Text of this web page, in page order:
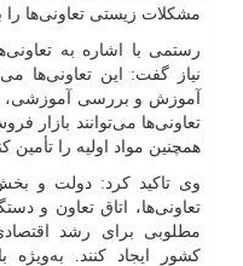
مشکلات زیستی تعاونی‌ها را
رستمی با اشاره به
نیاز گفت: این تعاونی‌ها
آموزش و بررسی آموزشی، و
تعاونی‌ها می‌توانند بازار
همچنین مواد اولیه را تأمین
وی تاکید کرد: دولت و
تعاونی‌ها، اتاق تعاون و
مطلوبی برای رشد
کشور ایجاد کنند.